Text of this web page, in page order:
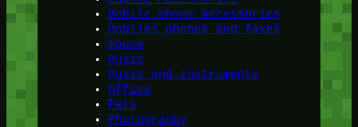
Mobile phone accessories
Mobiles phones and faxes
mouse
Music
Music and instruments
Office
Pets
Photography